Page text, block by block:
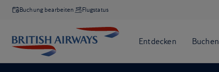
Buchung bearbeiten Flugstatus